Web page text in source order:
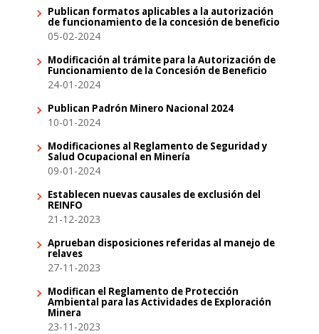
Publican formatos aplicables a la autorización
de funcionamiento de la concesión de beneficio
05-02-2024
Modificación al trámite para la Autorización de
Funcionamiento de la Concesión de Beneficio
24-01-2024
Publican Padrón Minero Nacional 2024
10-01-2024
Modificaciones al Reglamento de Seguridad y
Salud Ocupacional en Minería
09-01-2024
Establecen nuevas causales de exclusión del
REINFO
21-12-2023
Aprueban disposiciones referidas al manejo de
relaves
27-11-2023
Modifican el Reglamento de Protección
Ambiental para las Actividades de Exploración
Minera
23-11-2023